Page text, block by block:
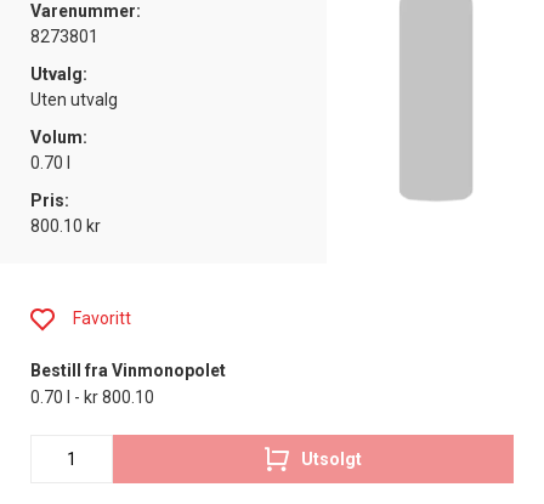
Varenummer:
8273801
Utvalg:
Uten utvalg
Volum:
0.70 l
Pris:
800.10 kr
Favoritt
Bestill fra Vinmonopolet
0.70 l - kr 800.10
Utsolgt